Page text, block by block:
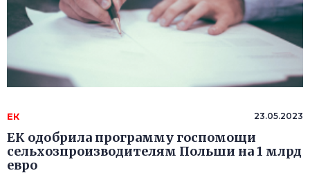
ЕК 23.05.2023
ЕК одобрила программу госпомощи
сельхозпроизводителям Польши на 1 млрд
евро